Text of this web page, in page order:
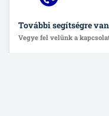
További segítségre
Vegye fel velünk a